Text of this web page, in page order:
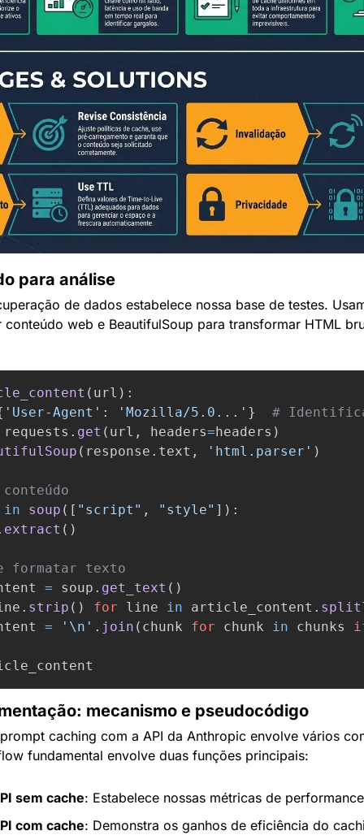
para análise
de dados estabelece nossa base de testes.
conteúdo web e BeautifulSoup para transformar HTML
( url ):
' User-Agent ' : ' Mozilla/5.0... ' }
requests . get ( url , headers=headers )
( response . text , ' html.parser ' )
in
soup ([ " script " , " style" ]):
extract ()
= soup . get_text ()
. strip () for line in article_content .
= ' \n ' . join ( chunk for chunk in chunks
mecanismo e pseudocódigo
caching com a API da Anthropic envolve vários
fundamental envolve duas funções principais:
sem cache: Estabelece nossas métricas de
com cache: Demonstra os ganhos de eficiência do